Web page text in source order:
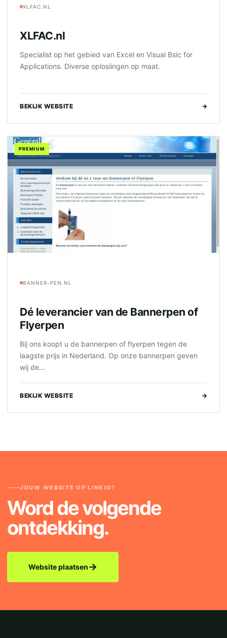
XLFAC.NL
XLFAC.nl
Specialist op het gebied van Excel en Visual Bsic for
Applications. Diverse oplosiingen op maat.
BEKIJK WEBSITE →
PREMIUM
BANNER-PEN.NL
Dé leverancier van de Bannerpen of
Flyerpen
Bij ons koopt u de bannerpen of flyerpen tegen de
laagste prijs in Nederland. Op onze bannerpen geven
wij de...
BEKIJK WEBSITE →
JOUW WEBSITE OP LINKIO?
Word de volgende
ontdekking.
Website plaatsen→